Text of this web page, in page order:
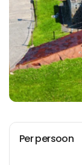
Per persoon